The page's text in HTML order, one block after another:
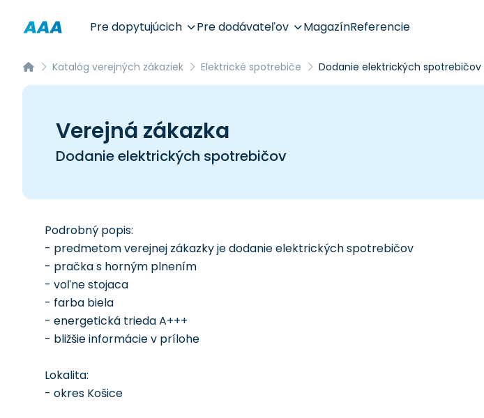
Pre dopytujúcich Pre dodávateľov MagazínReferencie
Katalóg verejných zákaziek Elektrické spotrebiče Dodanie elektrických spotrebičov
Verejná zákazka
Dodanie elektrických spotrebičov
Podrobný popis:
- predmetom verejnej zákazky je dodanie elektrických spotrebičov
- pračka s horným plnením
- voľne stojaca
- farba biela
- energetická trieda A+++
- bližšie informácie v prílohe
Lokalita:
- okres Košice